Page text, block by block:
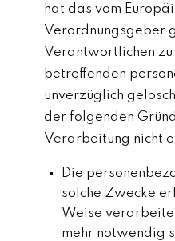
hat das vom
Verordnungsgeber
Verantwortlichen
betreffenden
unverzüglich
der folgenden
Verarbeitung nicht
Die
solche Zwecke
Weise
mehr notwendig